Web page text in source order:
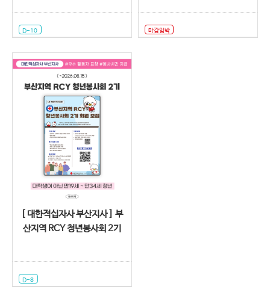
D-10 마감임박
[ 대한적십자사 부산지사 ] 부
산지역 RCY 청년봉사회 2기
D-8